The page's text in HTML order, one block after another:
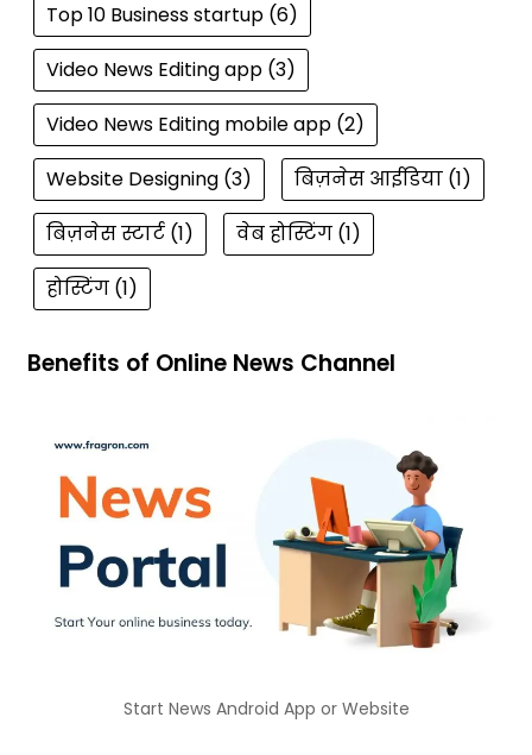
Top 10 Business startup(6)
Video News Editing app(3)
Video News Editing mobile app(2)
Website Designing(3) बिज़नेस आईडिया(1)
बिज़नेस स्टार्ट(1) वेब होस्टिंग(1)
होस्टिंग(1)
Benefits of Online News Channel
Start News Android App or Website